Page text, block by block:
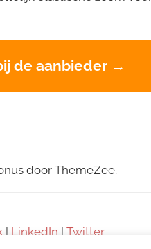
de aanbieder →
door ThemeZee.
| LinkedIn | Twitter